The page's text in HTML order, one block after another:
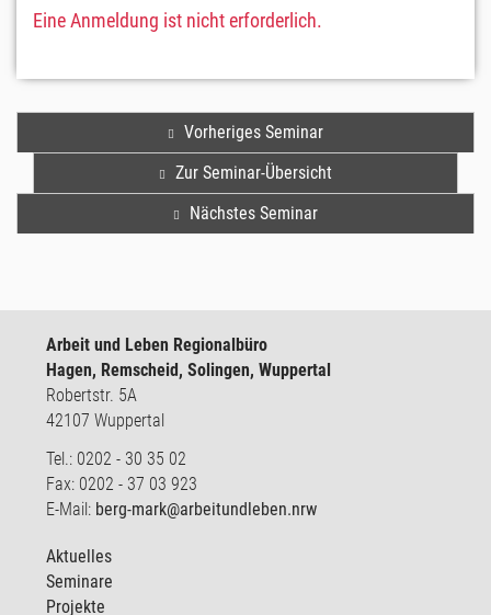
Eine Anmeldung ist nicht erforderlich.
Vorheriges Seminar
Zur Seminar-Übersicht
Nächstes Seminar
Arbeit und Leben Regionalbüro
Hagen, Remscheid, Solingen, Wuppertal
Robertstr. 5A
42107 Wuppertal
Tel.: 0202 - 30 35 02
Fax: 0202 - 37 03 923
E-Mail: berg-mark@arbeitundleben.nrw
Aktuelles
Seminare
Projekte